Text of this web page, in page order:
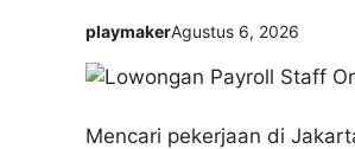
playmakerAgustus 6, 2026
Mencari pekerjaan di